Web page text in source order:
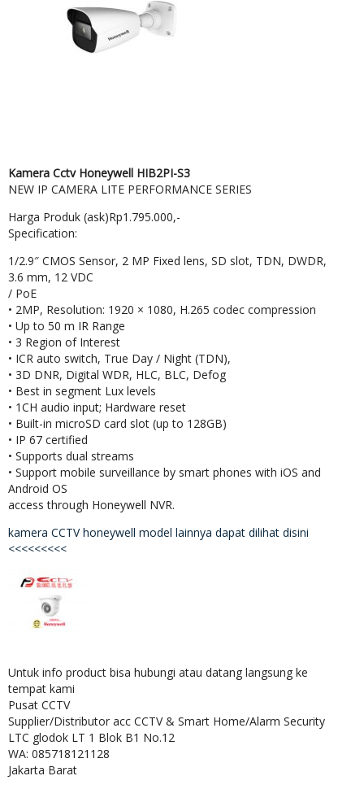
Kamera Cctv Honeywell HIB2PI-S3
NEW IP CAMERA LITE PERFORMANCE SERIES
Harga Produk (ask)Rp1.795.000,-
Specification:
1/2.9″ CMOS Sensor, 2 MP Fixed lens, SD slot, TDN, DWDR,
3.6 mm, 12 VDC
/ PoE
• 2MP, Resolution: 1920 × 1080, H.265 codec compression
• Up to 50 m IR Range
• 3 Region of Interest
• ICR auto switch, True Day / Night (TDN),
• 3D DNR, Digital WDR, HLC, BLC, Defog
• Best in segment Lux levels
• 1CH audio input; Hardware reset
• Built-in microSD card slot (up to 128GB)
• IP 67 certified
• Supports dual streams
• Support mobile surveillance by smart phones with iOS and
Android OS
access through Honeywell NVR.
kamera CCTV honeywell model lainnya dapat dilihat disini
<<<<<<<<<
Untuk info product bisa hubungi atau datang langsung ke
tempat kami
Pusat CCTV
Supplier/Distributor acc CCTV & Smart Home/Alarm Security
LTC glodok LT 1 Blok B1 No.12
WA: 085718121128
Jakarta Barat